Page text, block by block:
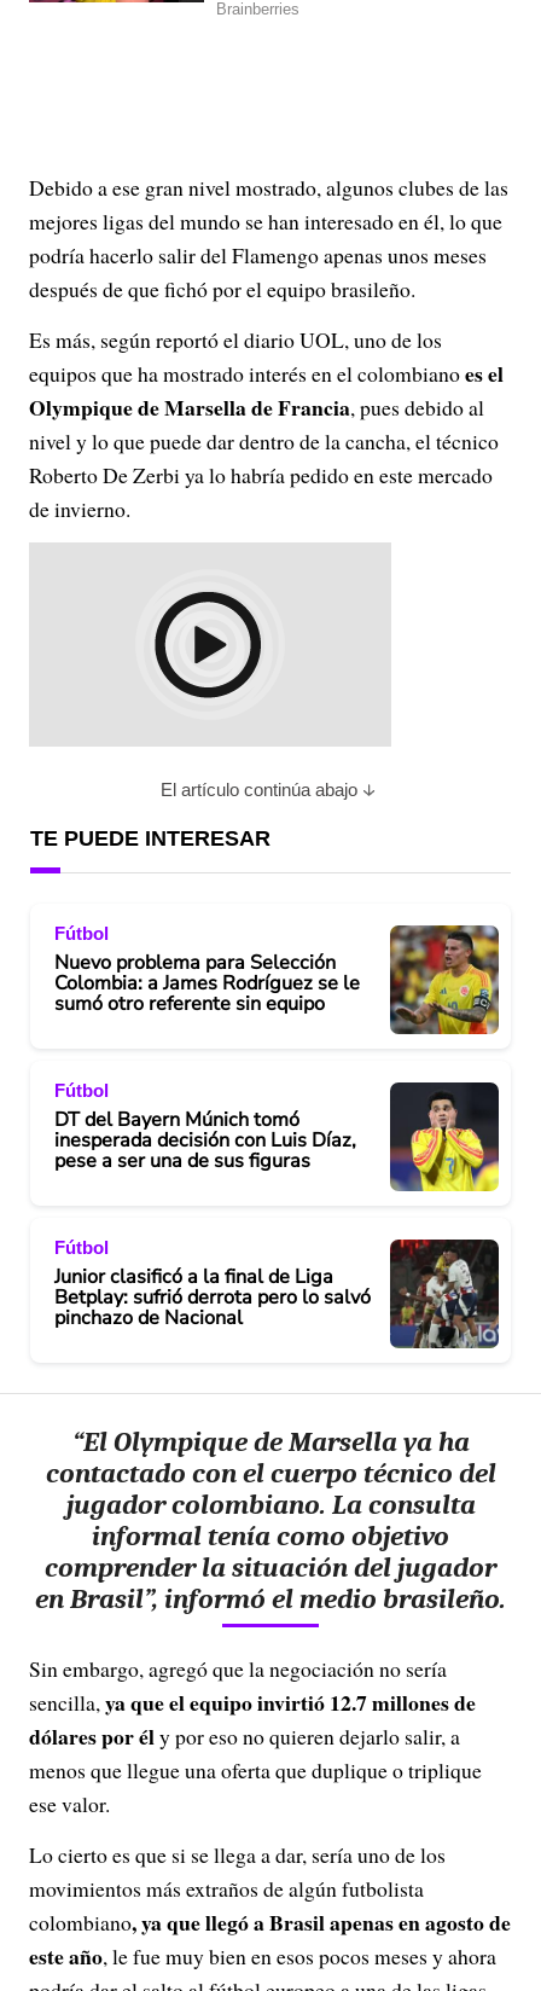
Debido a ese gran nivel mostrado, algunos clubes de las
mejores ligas del mundo se han interesado en él, lo que
podría hacerlo salir del Flamengo apenas unos meses
después de que fichó por el equipo brasileño.
Es más, según reportó el diario UOL, uno de los
equipos que ha mostrado interés en el colombianoes el
Olympique de Marsella de Francia, pues debido al
nivel y lo que puede dar dentro de la cancha, el técnico
Roberto De Zerbi ya lo habría pedido en este mercado
de invierno.
El artículo continúa abajo
TE PUEDE INTERESAR
Fútbol
Nuevo problema para Selección
Colombia: a James Rodríguez se le
sumó otro referente sin equipo
Fútbol
DT del Bayern Múnich tomó
inesperada decisión con Luis Díaz,
pese a ser una de sus figuras
Fútbol
Junior clasificó a la final de Liga
Betplay: sufrió derrota pero lo salvó
pinchazo de Nacional
“El Olympique de Marsella ya ha
contactado con el cuerpo técnico del
jugador colombiano. La consulta
informal tenía como objetivo
comprender la situación del jugador
en Brasil”, informó el medio brasileño.
Sin embargo, agregó que la negociación no sería
sencilla,ya que el equipo invirtió 12.7 millones de
dólares por ély por eso no quieren dejarlo salir, a
menos que llegue una oferta que duplique o triplique
ese valor.
Lo cierto es que si se llega a dar, sería uno de los
movimientos más extraños de algún futbolista
colombiano, ya que llegó a Brasil apenas en agosto de
este año, le fue muy bien en esos pocos meses y ahora